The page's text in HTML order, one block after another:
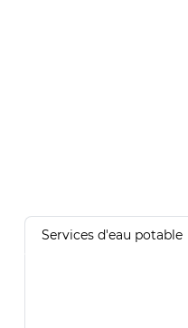
Services d'eau potable